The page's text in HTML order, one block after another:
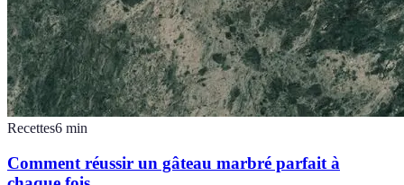
Recettes6 min
Comment réussir un gâteau marbré parfait à